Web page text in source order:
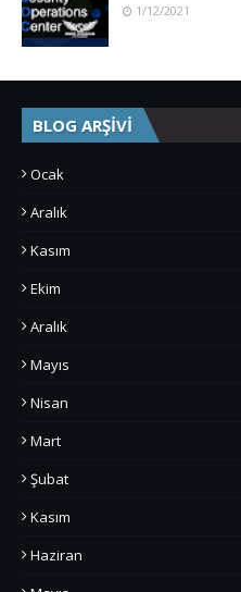
1/12/2021
BLOG ARŞİVİ
Ocak
Aralık
Kasım
Ekim
Aralık
Mayıs
Nisan
Mart
Şubat
Kasım
Haziran